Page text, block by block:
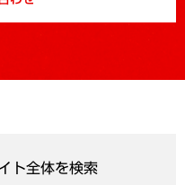
ト全体を検索